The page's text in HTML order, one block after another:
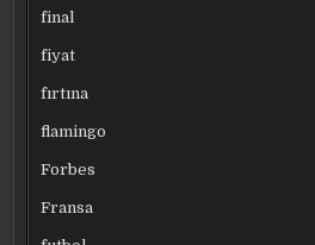
final
fiyat
fırtına
flamingo
Forbes
Fransa